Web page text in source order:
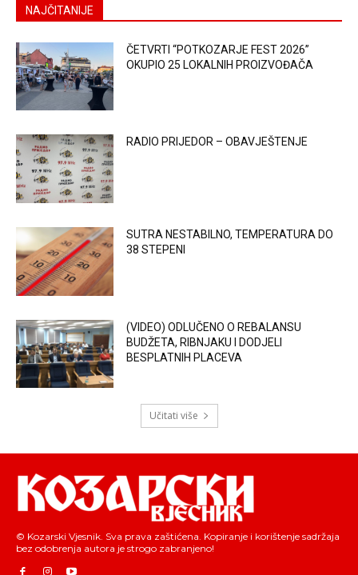
NAJČITANIJE
ČETVRTI “POTKOZARJE FEST 2026”
OKUPIO 25 LOKALNIH PROIZVOĐAČA
RADIO PRIJEDOR – OBAVJEŠTENJE
SUTRA NESTABILNO, TEMPERATURA DO
38 STEPENI
(VIDEO) ODLUČENO O REBALANSU
BUDŽETA, RIBNJAKU I DODJELI
BESPLATNIH PLACEVA
Učitati više
© Kozarski Vjesnik. Sva prava zaštićena. Kopiranje i korištenje sadržaja
bez odobrenja autora je strogo zabranjeno!